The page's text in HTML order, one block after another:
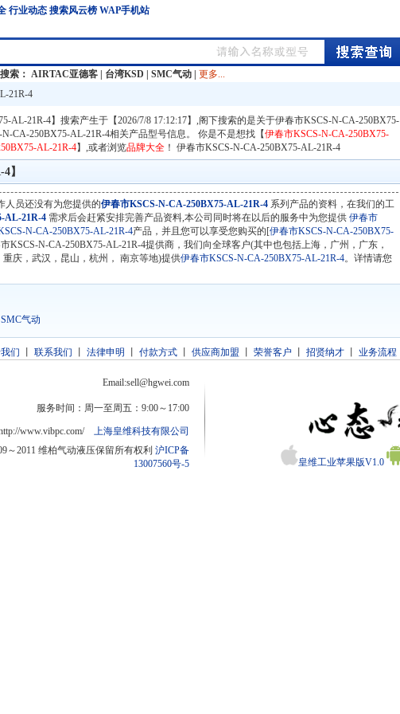
行业动态 搜索风云榜 WAP手机站
索： AIRTAC亚德客 台湾KSD SMC气动
更多...
21R-4
AL-21R-4】搜索产生于【2026/7/8 17:12:17】,阁下搜索的是关于伊春市KSCS-N-CA-250BX75-
CA-250BX75-AL-21R-4相关产品型号信息。 你是不是想找【伊春市KSCS-N-CA-250BX75-
AL-21R-4】,或者浏览品牌大全 ！ 伊春市KSCS-N-CA-250BX75-AL-21R-4
】
人员还没有为您提供的伊春市KSCS-N-CA-250BX75-AL-21R-4 系列产品的资料，在我们的工
AL-21R-4 需求后会赶紧安排完善产品资料,本公司同时将在以后的服务中为您提供 伊春市
N-CA-250BX75-AL-21R-4产品，并且您可以享受您购买的[伊春市KSCS-N-CA-250BX75-
KSCS-N-CA-250BX75-AL-21R-4提供商，我们向全球客户(其中也包括上海，广州，广东，
庆，武汉，昆山，杭州， 南京等地)提供伊春市KSCS-N-CA-250BX75-AL-21R-4。详情请您
SMC气动
们 联系我们 法律申明 付款方式丨 供应商加盟 荣誉客户 招贤纳才丨 业务流程
Email:sell@hgwei.com
服务时间：周一至周五：9:00～17:00
www.vibpc.com/ 上海皇维科技有限公司
～2011 维柏气动液压保留所有权利 沪ICP备
13007560号-5
皇维工业苹果版V1.0